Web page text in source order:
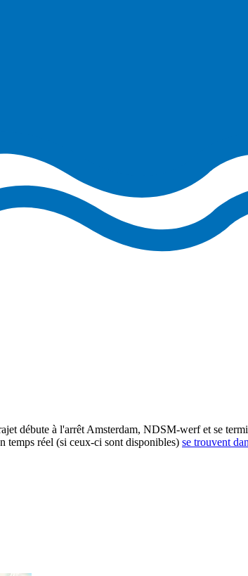
débute à l'arrêt Amsterdam, NDSM-werf et se
temps réel (si ceux-ci sont disponibles) se trouvent